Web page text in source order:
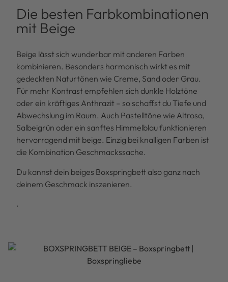
Die besten Farbkombinationen
mit Beige
Beige lässt sich wunderbar mit anderen Farben
kombinieren. Besonders harmonisch wirkt es mit
gedeckten Naturtönen wie Creme, Sand oder Grau.
Für mehr Kontrast empfehlen sich dunkle Holztöne
oder ein kräftiges Anthrazit – so schaffst du Tiefe und
Abwechslung im Raum. Auch Pastelltöne wie Altrosa,
Salbeigrün oder ein sanftes Himmelblau funktionieren
hervorragend mit beige. Einzig bei knalligen Farben ist
die Kombination Geschmackssache.
Du kannst dein beiges Boxspringbett also ganz nach
deinem Geschmack inszenieren.
.